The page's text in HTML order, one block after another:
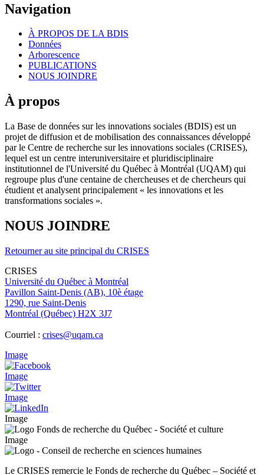
Navigation
À PROPOS DE LA BDIS
Données
Arborescence
PUBLICATIONS
NOUS JOINDRE
À propos
La Base de données sur les innovations sociales (BDIS) est un
projet de diffusion et de mobilisation des connaissances développé
par le Centre de recherche sur les innovations sociales (CRISES),
lequel est un centre interuniversitaire et pluridisciplinaire
institutionnel de l'Université du Québec à Montréal (UQAM) qui
regroupe plus d'une centaine de chercheuses et de chercheurs qui
étudient et analysent principalement « les innovations et les
transformations sociales ».
NOUS JOINDRE
Retourner au site principal du CRISES
CRISES
Université du Québec à Montréal
Pavillon Saint-Denis (AB), 10è étage
1290, rue Saint-Denis
Montréal (Québec) H2X 3J7
Courriel : crises@uqam.ca
Image
Image
Image
Image
Image
Le CRISES remercie le Fonds de recherche du Québec – Société et